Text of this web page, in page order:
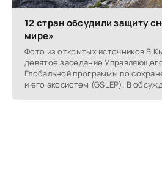
12 стран обсудили защиту
мире»
Фото из открытых источников В
девятое заседание
Глобальной программы по
и его экосистем (GSLEP). В